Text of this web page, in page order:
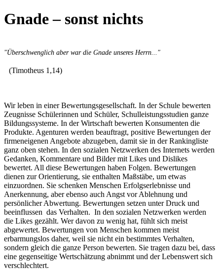
Gnade – sonst nichts
"Überschwenglich aber war die Gnade unseres Herrn..."
(Timotheus 1,14)
Wir leben in einer Bewertungsgesellschaft. In der Schule bewerten
Zeugnisse Schülerinnen und Schüler, Schulleistungsstudien ganze
Bildungssysteme. In der Wirtschaft bewerten Konsumenten die
Produkte. Agenturen werden beauftragt, positive Bewertungen der
firmeneigenen Angebote abzugeben, damit sie in der Rankingliste
ganz oben stehen. In den sozialen Netzwerken des Internets werden
Gedanken, Kommentare und Bilder mit Likes und Dislikes
bewertet. All diese Bewertungen haben Folgen. Bewertungen
dienen zur Orientierung, sie enthalten Maßstäbe, um etwas
einzuordnen. Sie schenken Menschen Erfolgserlebnisse und
Anerkennung, aber ebenso auch Angst vor Ablehnung und
persönlicher Abwertung. Bewertungen setzen unter Druck und
beeinflussen das Verhalten. In den sozialen Netzwerken werden
die Likes gezählt. Wer davon zu wenig hat, fühlt sich meist
abgewertet. Bewertungen von Menschen kommen meist
erbarmungslos daher, weil sie nicht ein bestimmtes Verhalten,
sondern gleich die ganze Person bewerten. Sie tragen dazu bei, dass
eine gegenseitige Wertschätzung abnimmt und der Lebenswert sich
verschlechtert.